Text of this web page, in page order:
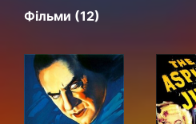
Фільми (12)